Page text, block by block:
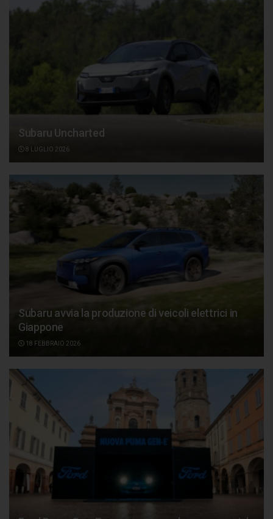
Subaru Uncharted
8 LUGLIO 2026
Subaru avvia la produzione di veicoli elettrici in
Giappone
18 FEBBRAIO 2026